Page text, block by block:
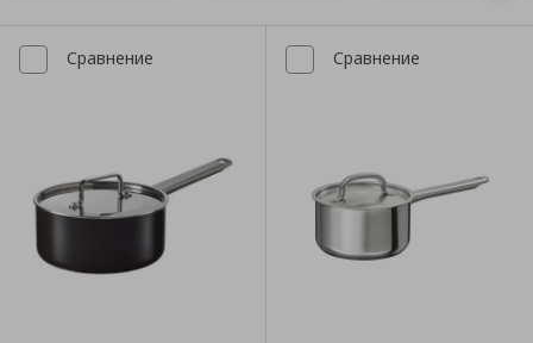
Сравнение Сравнение